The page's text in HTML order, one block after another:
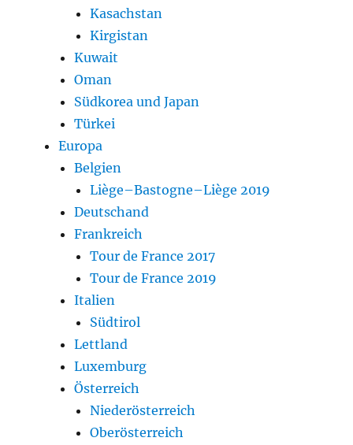
Kasachstan
Kirgistan
Kuwait
Oman
Südkorea und Japan
Türkei
Europa
Belgien
Liège–Bastogne–Liège 2019
Deutschand
Frankreich
Tour de France 2017
Tour de France 2019
Italien
Südtirol
Lettland
Luxemburg
Österreich
Niederösterreich
Oberösterreich